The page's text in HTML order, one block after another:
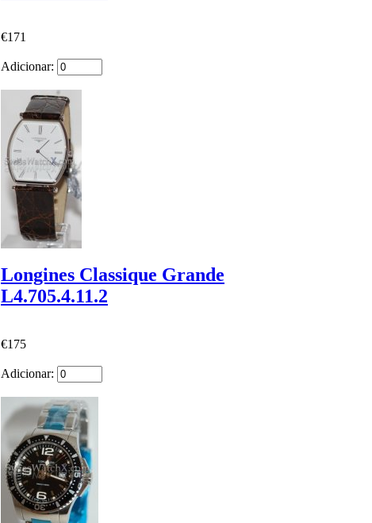
€171
Adicionar:
Longines Classique Grande
L4.705.4.11.2
€175
Adicionar: